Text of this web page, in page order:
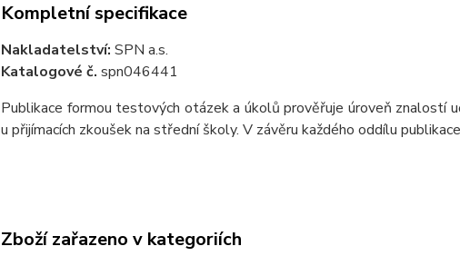
Kompletní specifikace
Nakladatelství: SPN a.s.
Katalogové č. spn046441
Publikace formou testových otázek a úkolů prověřuje úroveň znalostí
u přijímacích zkoušek na střední školy. V závěru každého oddílu
Zboží zařazeno v kategoriích